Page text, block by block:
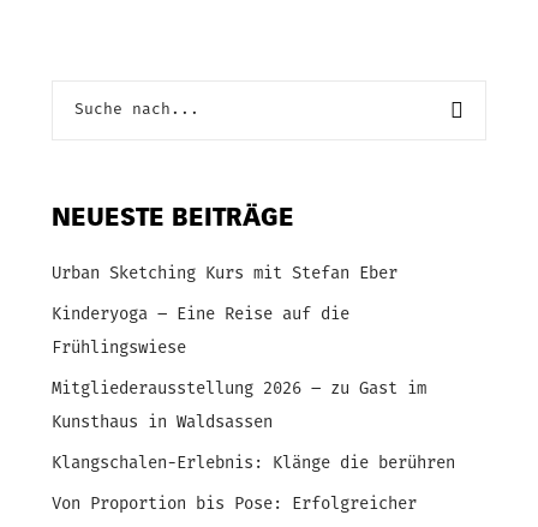
NEUESTE BEITRÄGE
Urban Sketching Kurs mit Stefan Eber
Kinderyoga – Eine Reise auf die
Frühlingswiese
Mitgliederausstellung 2026 – zu Gast im
Kunsthaus in Waldsassen
Klangschalen-Erlebnis: Klänge die berühren
Von Proportion bis Pose: Erfolgreicher